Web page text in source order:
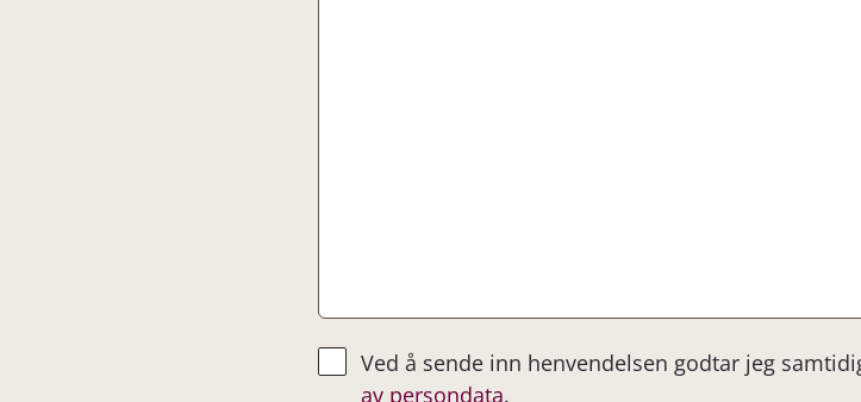
Ved å sende inn henvendelsen godtar jeg
av persondata.